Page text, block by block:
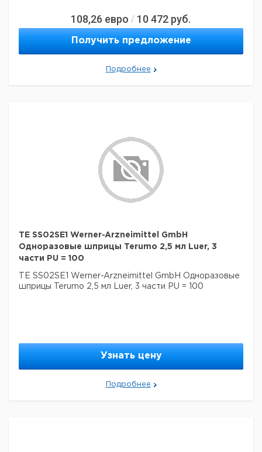
108,26 евро / 10 472 руб.
Получить предложение
Подробнее
TE SS02SE1 Werner-Arzneimittel GmbH
Одноразовые шприцы Terumo 2,5 мл Luer, 3
части PU = 100
TE SS02SE1 Werner-Arzneimittel GmbH Одноразовые
шприцы Terumo 2,5 мл Luer, 3 части PU = 100
Узнать цену
Подробнее